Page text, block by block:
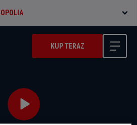
KUP TERAZ